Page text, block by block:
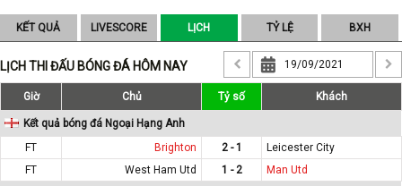
KẾT QUẢ LIVESCORE LỊCH TỶ LỆ BXH
LỊCH THI ĐẤU BÓNG ĐÁ HÔM NAY
Giờ Chủ Tỷ số Khách
Kết quả bóng đá Ngoại Hạng Anh
FT
Brighton 2 - 1
Leicester City
FT
West Ham Utd 1 - 2
Man Utd